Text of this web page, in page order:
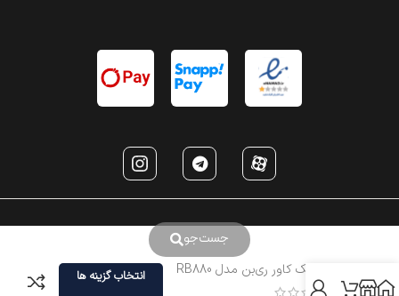
جست‌جو
عینک تک کاور ری‌بن مدل RB880 انتخاب گزینه ها